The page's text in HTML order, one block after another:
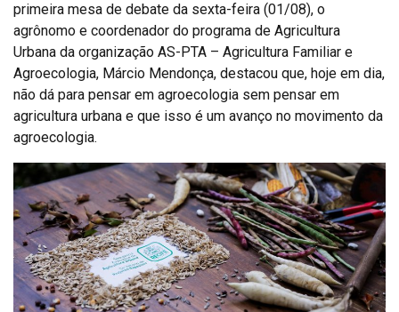
primeira mesa de debate da sexta-feira (01/08), o
agrônomo e coordenador do programa de Agricultura
Urbana da organização AS-PTA – Agricultura Familiar e
Agroecologia, Márcio Mendonça, destacou que, hoje em dia,
não dá para pensar em agroecologia sem pensar em
agricultura urbana e que isso é um avanço no movimento da
agroecologia.